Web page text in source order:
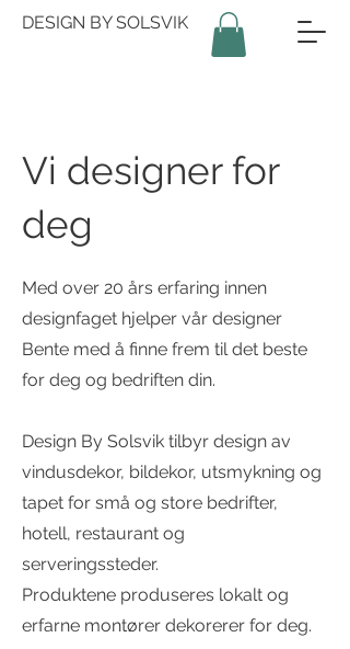
DESIGN BY SOLSVIK
Vi designer for
deg
Med over 20 års erfaring innen
designfaget hjelper vår designer
Bente med å finne frem til det beste
for deg og bedriften din.
Design By Solsvik tilbyr design av
vindusdekor, bildekor, utsmykning og
tapet for små og store bedrifter,
hotell, restaurant og
serveringssteder.
Produktene produseres lokalt og
erfarne montører dekorerer for deg.